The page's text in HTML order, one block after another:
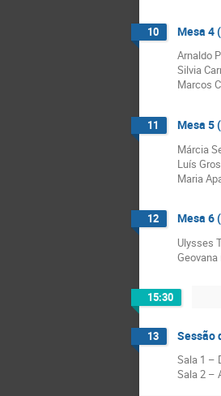
10 Mesa 4
Arnaldo
Silvia
Marcos
11 Mesa 5
Márcia
Luís
Maria
12 Mesa 6
Ulysses
15:30
13 Sessão
Sala 1 –
Sala 2 –